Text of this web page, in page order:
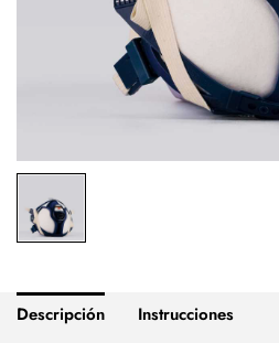
Descripción Instrucciones